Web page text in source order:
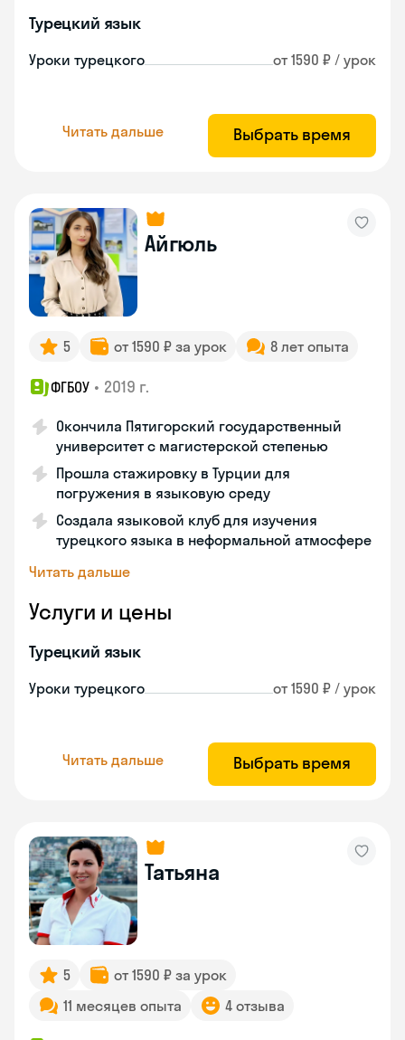
Турецкий язык
Уроки турецкого от 1590 ₽ / урок
Читать дальше Выбрать время
Айгюль
5 от 1590 ₽ за урок 8 лет опыта
ФГБОУ • 2019 г.
Окончила Пятигорский государственный
университет с магистерской степенью
Прошла стажировку в Турции для
погружения в языковую среду
Создала языковой клуб для изучения
турецкого языка в неформальной атмосфере
Читать дальше
Услуги и цены
Турецкий язык
Уроки турецкого от 1590 ₽ / урок
Читать дальше Выбрать время
Татьяна
5
от 1590 ₽ за урок
11 месяцев опыта
4 отзыва